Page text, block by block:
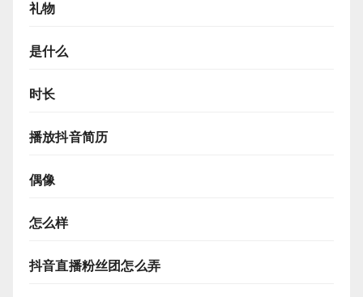
礼物
是什么
时长
播放抖音简历
偶像
怎么样
抖音直播粉丝团怎么弄